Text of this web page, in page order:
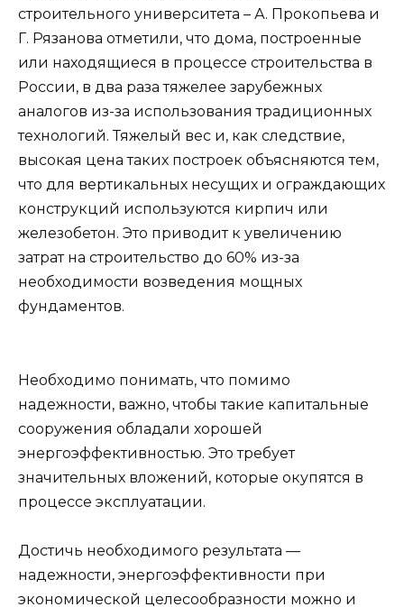
строительного университета – А. Прокопьева и
Г. Рязанова отметили, что дома, построенные
или находящиеся в процессе строительства в
России, в два раза тяжелее зарубежных
аналогов из-за использования традиционных
технологий. Тяжелый вес и, как следствие,
высокая цена таких построек объясняются тем,
что для вертикальных несущих и ограждающих
конструкций используются кирпич или
железобетон. Это приводит к увеличению
затрат на строительство до 60% из-за
необходимости возведения мощных
фундаментов.
Необходимо понимать, что помимо
надежности, важно, чтобы такие капитальные
сооружения обладали хорошей
энергоэффективностью. Это требует
значительных вложений, которые окупятся в
процессе эксплуатации.
Достичь необходимого результата —
надежности, энергоэффективности при
экономической целесообразности можно и